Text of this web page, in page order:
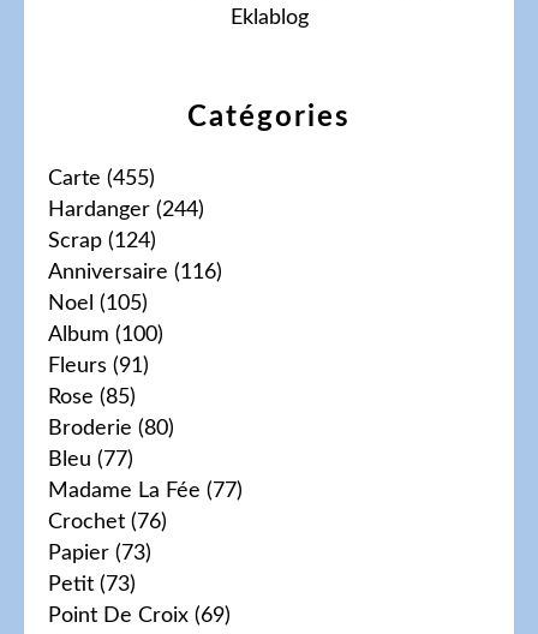
Catégories
Carte (455)
Hardanger (244)
Scrap (124)
Anniversaire (116)
Noel (105)
Album (100)
Fleurs (91)
Rose (85)
Broderie (80)
Bleu (77)
Madame La Fée (77)
Crochet (76)
Papier (73)
Petit (73)
Point De Croix (69)
Eklablog